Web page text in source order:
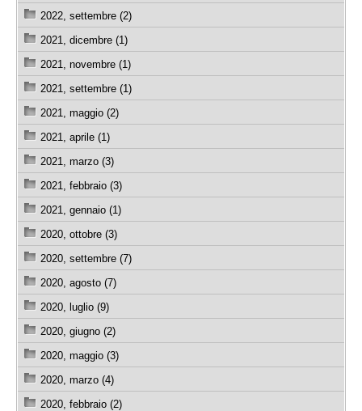
2022, settembre (2)
2021, dicembre (1)
2021, novembre (1)
2021, settembre (1)
2021, maggio (2)
2021, aprile (1)
2021, marzo (3)
2021, febbraio (3)
2021, gennaio (1)
2020, ottobre (3)
2020, settembre (7)
2020, agosto (7)
2020, luglio (9)
2020, giugno (2)
2020, maggio (3)
2020, marzo (4)
2020, febbraio (2)